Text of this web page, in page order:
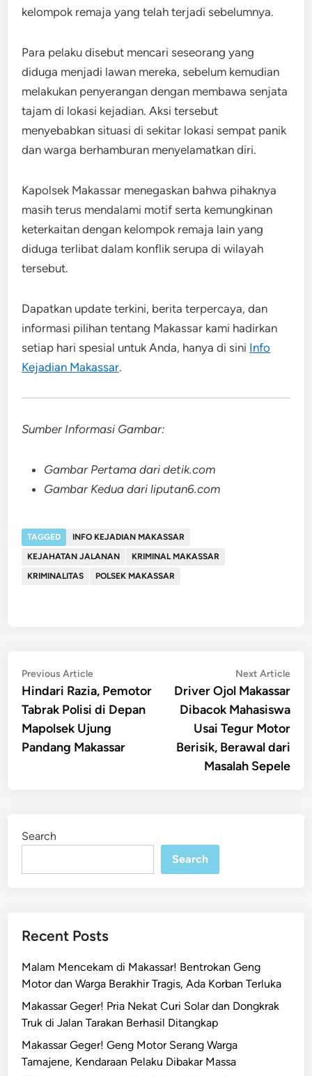
kelompok remaja yang telah terjadi sebelumnya.
Para pelaku disebut mencari seseorang yang
diduga menjadi lawan mereka, sebelum kemudian
melakukan penyerangan dengan membawa senjata
tajam di lokasi kejadian. Aksi tersebut
menyebabkan situasi di sekitar lokasi sempat panik
dan warga berhamburan menyelamatkan diri.
Kapolsek Makassar menegaskan bahwa pihaknya
masih terus mendalami motif serta kemungkinan
keterkaitan dengan kelompok remaja lain yang
diduga terlibat dalam konflik serupa di wilayah
tersebut.
Dapatkan update terkini, berita terpercaya, dan
informasi pilihan tentang Makassar kami hadirkan
setiap hari spesial untuk Anda, hanya di sini Info
Kejadian Makassar.
Sumber Informasi Gambar:
Gambar Pertama dari detik.com
Gambar Kedua dari liputan6.com
TAGGED
INFO KEJADIAN MAKASSAR
KEJAHATAN JALANAN
KRIMINAL MAKASSAR
KRIMINALITAS
POLSEK MAKASSAR
Post
navigation
Previous ArticlePrevious
article:
Hindari Razia, Pemotor
Tabrak Polisi di Depan
Mapolsek Ujung
Pandang Makassar
Next Article
Driver Ojol Makassar
Dibacok Mahasiswa
Usai Tegur Motor
Berisik, Berawal dari
Masalah Sepele
Search
Search
Recent Posts
Malam Mencekam di Makassar! Bentrokan Geng
Motor dan Warga Berakhir Tragis, Ada Korban Terluka
Makassar Geger! Pria Nekat Curi Solar dan Dongkrak
Truk di Jalan Tarakan Berhasil Ditangkap
Makassar Geger! Geng Motor Serang Warga
Tamajene, Kendaraan Pelaku Dibakar Massa